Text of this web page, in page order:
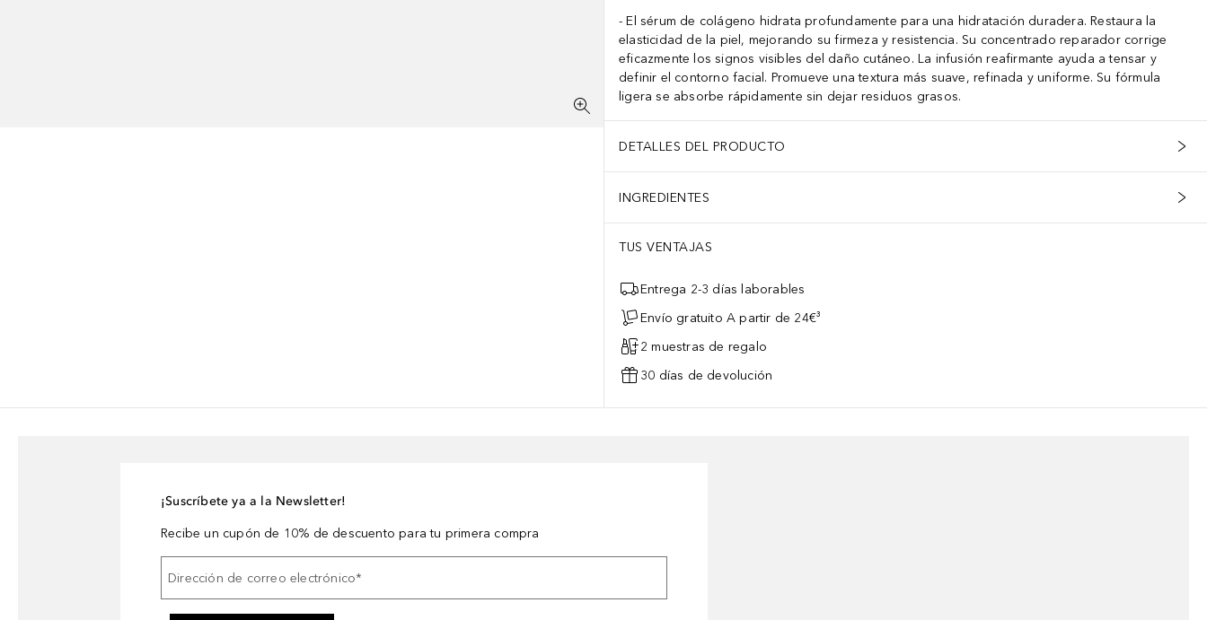
El sérum de colágeno hidrata profundamente para una hidratación duradera. Restaura la
elasticidad de la piel, mejorando su firmeza y resistencia. Su concentrado reparador corrige
eficazmente los signos visibles del daño cutáneo. La infusión reafirmante ayuda a tensar y
definir el contorno facial. Promueve una textura más suave, refinada y uniforme. Su fórmula
ligera se absorbe rápidamente sin dejar residuos grasos.
DETALLES DEL PRODUCTO
INGREDIENTES
TUS VENTAJAS
Entrega 2-3 días laborables
Envío gratuito A partir de 24€³
2 muestras de regalo
30 días de devolución
¡Suscríbete ya a la Newsletter!
Recibe un cupón de 10% de descuento para tu primera compra
Dirección de correo electrónico*